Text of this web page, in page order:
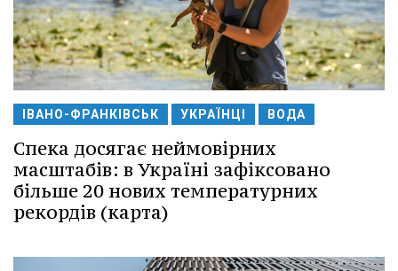
ІВАНО-ФРАНКІВСЬК УКРАЇНЦІ ВОДА
Спека досягає неймовірних
масштабів: в Україні зафіксовано
більше 20 нових температурних
рекордів (карта)